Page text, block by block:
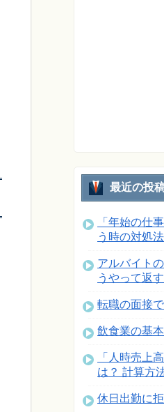
最近の投
「年始の仕
う時の対処法
アルバイト
うやって返す
転職の面接
飲食業の基
「人時売上
は？ 計算方
休日出勤に